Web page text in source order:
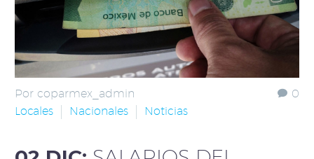
0
Por coparmex_admin
Locales
Nacionales Noticias